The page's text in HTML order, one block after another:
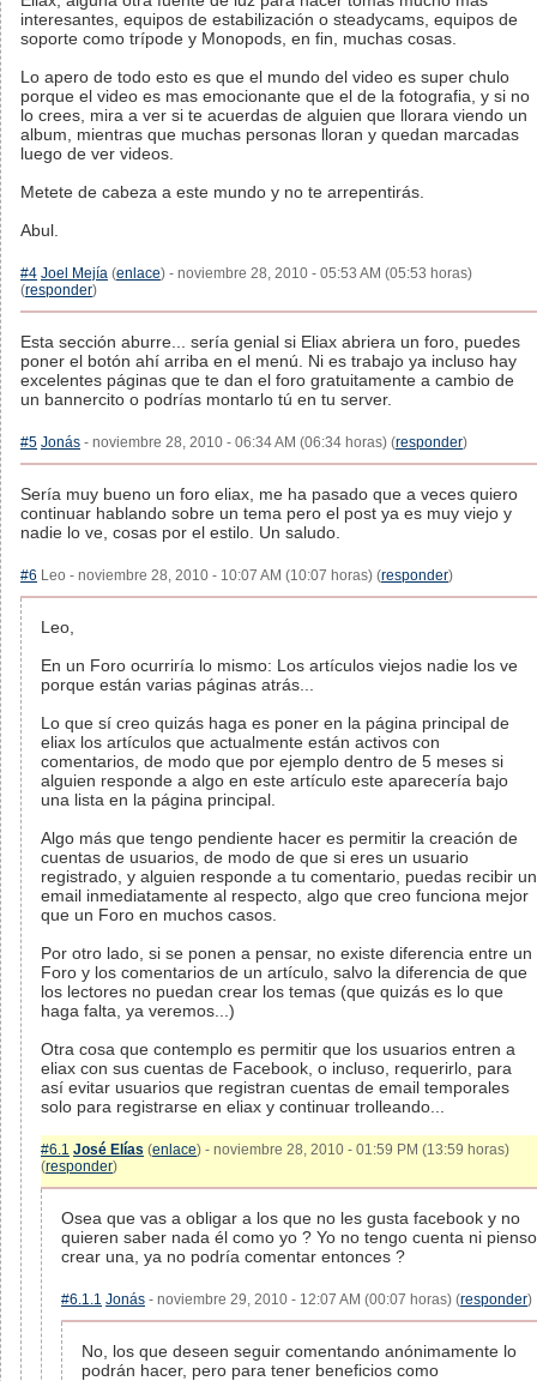
interesantes, equipos de estabilización o steadycams, equipos de
soporte como trípode y Monopods, en fin, muchas cosas.
Lo apero de todo esto es que el mundo del video es super chulo
porque el video es mas emocionante que el de la fotografia, y si no
lo crees, mira a ver si te acuerdas de alguien que llorara viendo un
album, mientras que muchas personas lloran y quedan marcadas
luego de ver videos.
Metete de cabeza a este mundo y no te arrepentirás.
Abul.
#4 Joel Mejía (enlace) - noviembre 28, 2010 - 05:53 AM (05:53 horas)
(responder)
Esta sección aburre... sería genial si Eliax abriera un foro, puedes
poner el botón ahí arriba en el menú. Ni es trabajo ya incluso hay
excelentes páginas que te dan el foro gratuitamente a cambio de
un bannercito o podrías montarlo tú en tu server.
#5 Jonás - noviembre 28, 2010 - 06:34 AM (06:34 horas) (responder)
Sería muy bueno un foro eliax, me ha pasado que a veces quiero
continuar hablando sobre un tema pero el post ya es muy viejo y
nadie lo ve, cosas por el estilo. Un saludo.
#6 Leo - noviembre 28, 2010 - 10:07 AM (10:07 horas) (responder)
Leo,
En un Foro ocurriría lo mismo: Los artículos viejos nadie los ve
porque están varias páginas atrás...
Lo que sí creo quizás haga es poner en la página principal de
eliax los artículos que actualmente están activos con
comentarios, de modo que por ejemplo dentro de 5 meses si
alguien responde a algo en este artículo este aparecería bajo
una lista en la página principal.
Algo más que tengo pendiente hacer es permitir la creación de
cuentas de usuarios, de modo de que si eres un usuario
registrado, y alguien responde a tu comentario, puedas recibir un
email inmediatamente al respecto, algo que creo funciona mejor
que un Foro en muchos casos.
Por otro lado, si se ponen a pensar, no existe diferencia entre un
Foro y los comentarios de un artículo, salvo la diferencia de que
los lectores no puedan crear los temas (que quizás es lo que
haga falta, ya veremos...)
Otra cosa que contemplo es permitir que los usuarios entren a
eliax con sus cuentas de Facebook, o incluso, requerirlo, para
así evitar usuarios que registran cuentas de email temporales
solo para registrarse en eliax y continuar trolleando...
#6.1 José Elías (enlace) - noviembre 28, 2010 - 01:59 PM (13:59 horas)
(responder)
Osea que vas a obligar a los que no les gusta facebook y no
quieren saber nada él como yo ? Yo no tengo cuenta ni pienso
crear una, ya no podría comentar entonces ?
#6.1.1 Jonás - noviembre 29, 2010 - 12:07 AM (00:07 horas) (responder)
No, los que deseen seguir comentando anónimamente lo
podrán hacer, pero para tener beneficios como